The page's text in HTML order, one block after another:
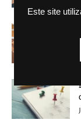
Este site